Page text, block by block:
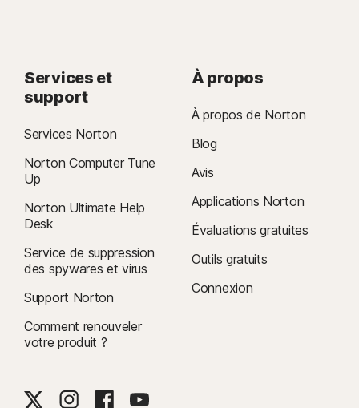
Services et
support
Services Norton
Norton Computer Tune
Up
Norton Ultimate Help
Desk
Service de suppression
des spywares et virus
Support Norton
Comment renouveler
votre produit ?
À propos
À propos de Norton
Blog
Avis
Applications Norton
Évaluations gratuites
Outils gratuits
Connexion